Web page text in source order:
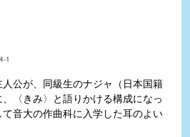
1
公が、同級生のナジャ（日本国籍
〈きみ〉と語りかける構成になっ
音大の作曲科に入学した耳のよい